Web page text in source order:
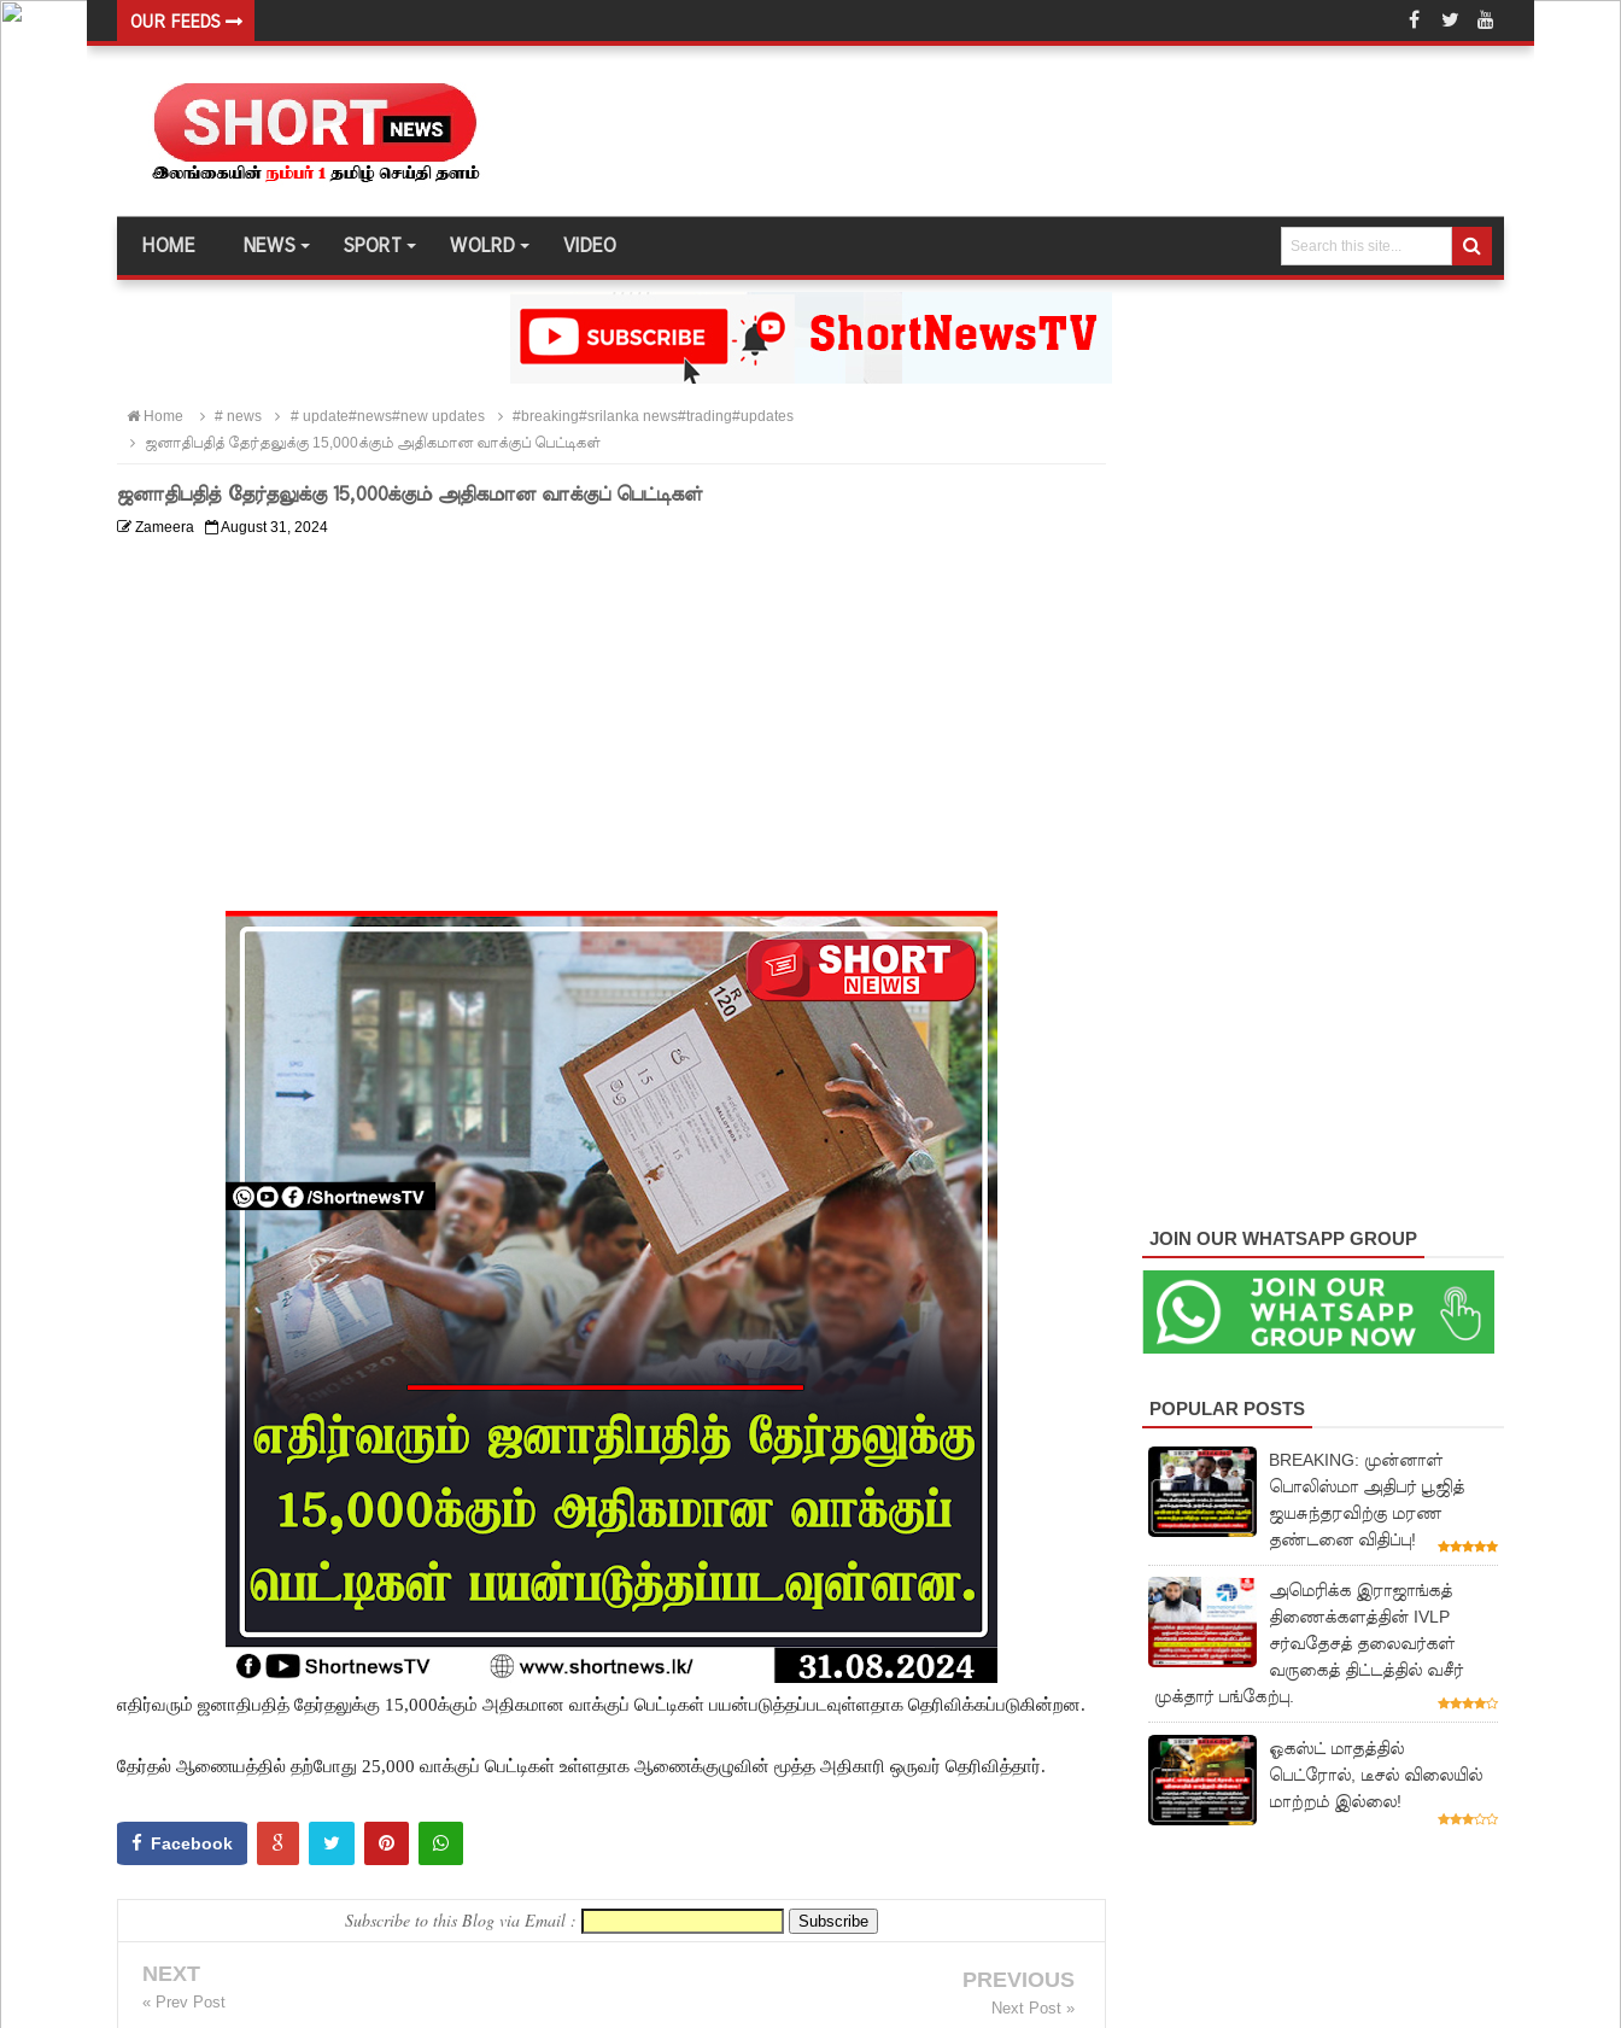
OUR FEEDS
எதிர்க்கட்சித் தலைவரைச் சந்தித்தார் இந்திய வெளியுறவுச் செயலாளர் மிஸ்ரி!
அனோஜனுக்கான மேல்முறையீடு வெற்றியடைவதற்கோ அல்லது தண்டனை குறைக்கப்படுவதற்கோ வாய்ப்பு குறைவு
சீரற்ற வானிலை: புலமைப்பரிசில் மற்றும் உயர்தரப் பரீட்சைகளுக்கு விசேட ஏற்பாடுகள்
களுத்துறை சிறைச்சாலைக்கு ஹெரோயின் கடத்த முயன்ற இருவர் கைது
🚨Breaking: அகில விராஜ் காரியவசம் கைது
முதலாவது நேரலை செய்யப்பட்ட மாநகர சபை கூட்டம் தெஹிவளை - கல்கிசையில் ஆரம்பமானது!
HOME NEWS SPORT WOLRD VIDEO
Home # news # update#news#new updates
#breaking#srilanka news#trading#updates
ஜனாதிபதித் தேர்தலுக்கு 15,000க்கும் அதிகமான வாக்குப் பெட்டிகள்
ஜனாதிபதித் தேர்தலுக்கு 15,000க்கும் அதிகமான வாக்குப் பெட்டிகள்
Zameera August 31, 2024
எதிர்வரும் ஜனாதிபதித் தேர்தலுக்கு 15,000க்கும் அதிகமான வாக்குப் பெட்டிகள் பயன்படுத்தப்படவுள்ளதாக தெரிவிக்கப்படுகின்றன.
தேர்தல் ஆணையத்தில் தற்போது 25,000 வாக்குப் பெட்டிகள் உள்ளதாக ஆணைக்குழுவின் மூத்த அதிகாரி ஒருவர் தெரிவித்தார்.
Facebook
Subscribe to this Blog via Email :
NEXT
« Prev Post
PREVIOUS
Next Post »
JOIN OUR WHATSAPP GROUP
POPULAR POSTS
BREAKING: முன்னாள்
பொலிஸ்மா அதிபர் பூஜித்
ஜயசுந்தரவிற்கு மரண
தண்டனை விதிப்பு!
அமெரிக்க இராஜாங்கத்
திணைக்களத்தின் IVLP
சர்வதேசத் தலைவர்கள்
வருகைத் திட்டத்தில் வசீர்
முக்தார் பங்கேற்பு.
ஓகஸ்ட் மாதத்தில்
பெட்ரோல், டீசல் விலையில்
மாற்றம் இல்லை!